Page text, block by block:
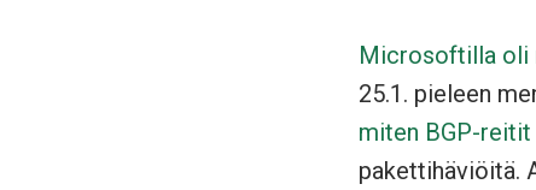
Microsoftilla oli
25.1. pieleen
miten BGP-
pakettihäviöitä.